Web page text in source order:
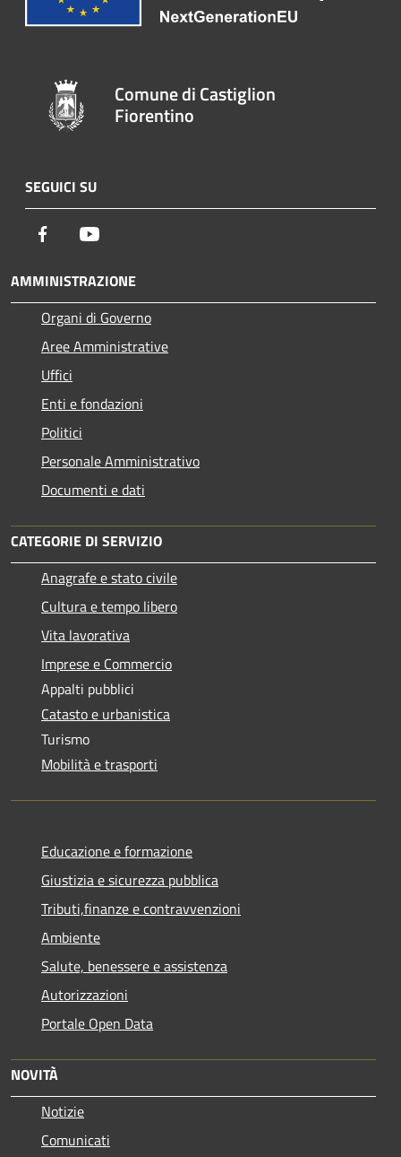
Comune di Castiglion
Fiorentino
SEGUICI SU
Facebook
AMMINISTRAZIONE
Organi di Governo
Aree Amministrative
Uffici
Enti e fondazioni
Politici
Personale Amministrativo
Documenti e dati
CATEGORIE DI SERVIZIO
Anagrafe e stato civile
Cultura e tempo libero
Vita lavorativa
Imprese e Commercio
Appalti pubblici
Catasto e urbanistica
Turismo
Mobilità e trasporti
Educazione e formazione
Giustizia e sicurezza pubblica
Tributi,finanze e contravvenzioni
Ambiente
Salute, benessere e assistenza
Autorizzazioni
Portale Open Data
NOVITÀ
Notizie
Comunicati